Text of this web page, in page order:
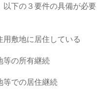
下の３要件の具備が必要
敷地に居住している
の所有継続
での居住継続